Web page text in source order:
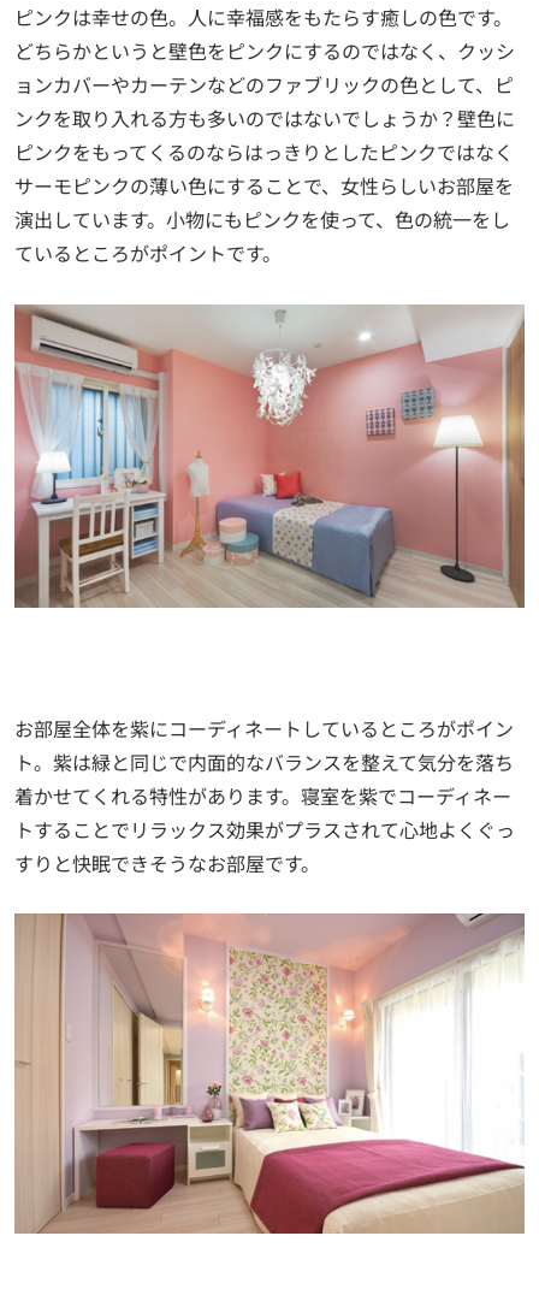
ピンクは幸せの色。人に幸福感をもたらす癒しの色です。
どちらかというと壁色をピンクにするのではなく、クッシ
ョンカバーやカーテンなどのファブリックの色として、ピ
ンクを取り入れる方も多いのではないでしょうか？壁色に
ピンクをもってくるのならはっきりとしたピンクではなく
サーモピンクの薄い色にすることで、女性らしいお部屋を
演出しています。小物にもピンクを使って、色の統一をし
ているところがポイントです。
お部屋全体を紫にコーディネートしているところがポイン
ト。紫は緑と同じで内面的なバランスを整えて気分を落ち
着かせてくれる特性があります。寝室を紫でコーディネー
トすることでリラックス効果がプラスされて心地よくぐっ
すりと快眠できそうなお部屋です。